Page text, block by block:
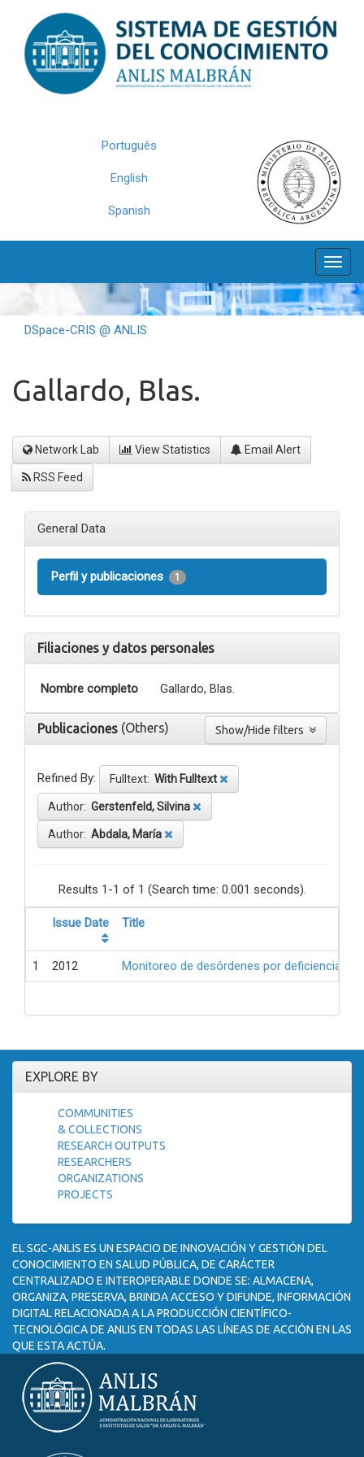
navigation
Português
English
Spanish
DSpace-CRIS @ ANLIS
Gallardo, Blas.
Network Lab View Statistics Email Alert
RSS Feed
General Data
Perfil y publicaciones 1
Filiaciones y datos personales
Nombre completo Gallardo, Blas.
Publicaciones (Others)
Refined By: Fulltext: With Fulltext
Author: Gerstenfeld, Silvina
Author: Abdala, María
Results 1-1 of 1 (Search time: 0.001 seconds).
Issue Date Title
1 2012 Monitoreo de desórdenes por deficiencia
EXPLORE BY
COMMUNITIES
& COLLECTIONS
RESEARCH OUTPUTS
RESEARCHERS
ORGANIZATIONS
PROJECTS
EL SGC-ANLIS ES UN ESPACIO DE INNOVACIÓN Y GESTIÓN DEL
CONOCIMIENTO EN SALUD PÚBLICA, DE CARÁCTER
CENTRALIZADO E INTEROPERABLE DONDE SE: ALMACENA,
ORGANIZA, PRESERVA, BRINDA ACCESO Y DIFUNDE, INFORMACIÓN
DIGITAL RELACIONADA A LA PRODUCCIÓN CIENTÍFICO-
TECNOLÓGICA DE ANLIS EN TODAS LAS LÍNEAS DE ACCIÓN EN LAS
QUE ESTA ACTÚA.